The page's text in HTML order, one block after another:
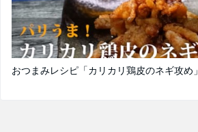
おつまみレシピ「カリカリ鶏皮のネギ攻め」